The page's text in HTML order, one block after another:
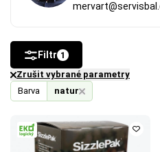
Barva natur
Zrušit vybrané parametry
Filtr 1
použitý papír nebo karton
udržitelně spravovaných